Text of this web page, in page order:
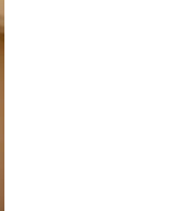
თუ თითის გასმის